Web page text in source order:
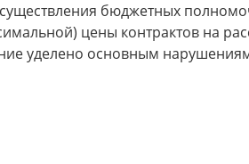
бюджетных
цены контрактов на
уделено основным